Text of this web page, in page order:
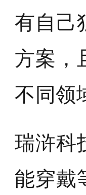
有自己
方案，
不同领
瑞浒科
能穿戴